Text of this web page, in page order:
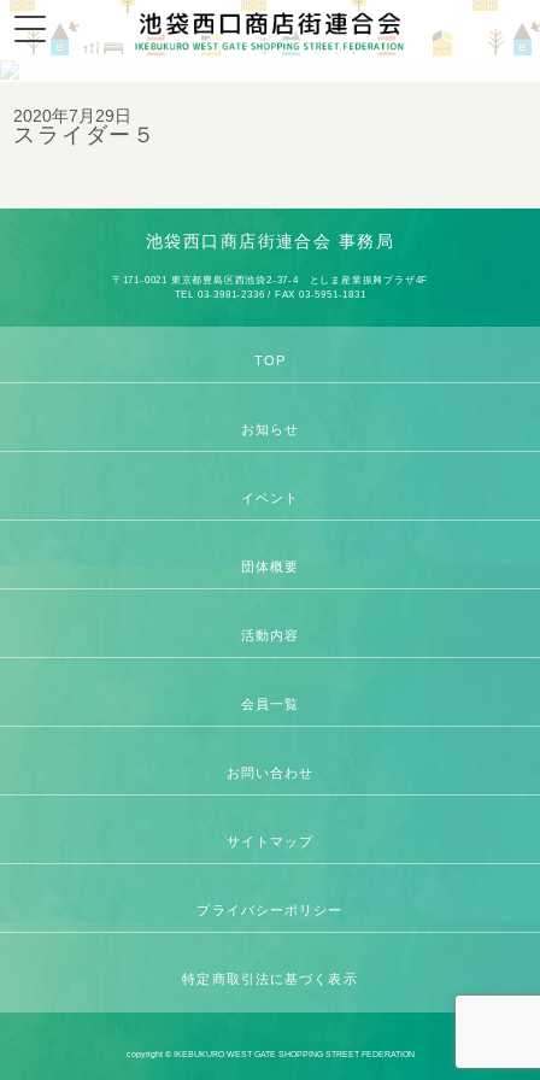
スライダー
2020年7月29日
スライダー５
池袋西口商店街連合会 事務局
〒171-0021 東京都豊島区西池袋2-37-4 としま産業振興プラザ4F
TEL 03-3981-2336 / FAX 03-5951-1831
TOP
お知らせ
イベント
団体概要
活動内容
会員一覧
お問い合わせ
サイトマップ
プライバシーポリシー
特定商取引法に基づく表示
copyright © IKEBUKURO WEST GATE SHOPPING STREET FEDERATION